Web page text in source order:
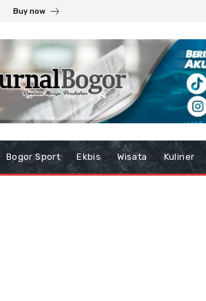
Buy now
Bogor Sport Ekbis Wisata Kuliner